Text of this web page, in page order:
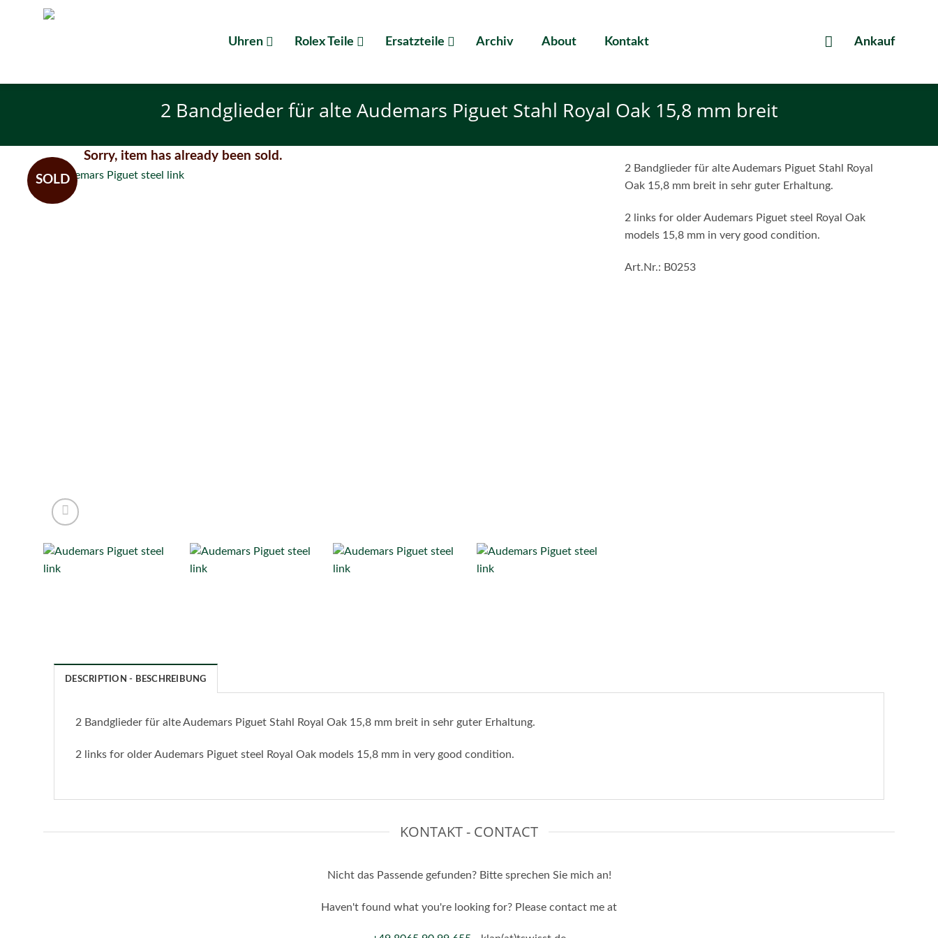
Uhren Rolex Teile Ersatzteile Archiv About Kontakt Ankauf
2 Bandglieder für alte Audemars Piguet Stahl Royal Oak 15,8 mm breit
SOLD
Sorry, item has already been sold.
2 Bandglieder für alte Audemars Piguet Stahl Royal
Oak 15,8 mm breit in sehr guter Erhaltung.
2 links for older Audemars Piguet steel Royal Oak
models 15,8 mm in very good condition.
Art.Nr.: B0253
DESCRIPTION - BESCHREIBUNG
2 Bandglieder für alte Audemars Piguet Stahl Royal Oak 15,8 mm breit in sehr guter Erhaltung.
2 links for older Audemars Piguet steel Royal Oak models 15,8 mm in very good condition.
KONTAKT - CONTACT
Nicht das Passende gefunden? Bitte sprechen Sie mich an!
Haven't found what you're looking for? Please contact me at